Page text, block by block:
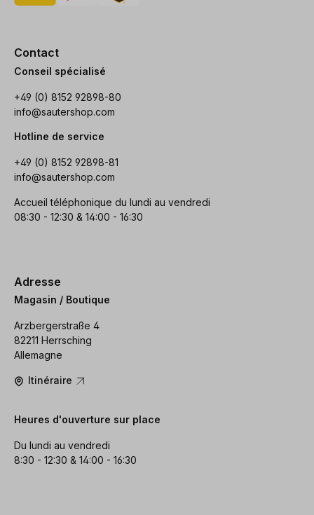
Contact
Conseil spécialisé
+49 (0) 8152 92898-80
info@sautershop.com
Hotline de service
+49 (0) 8152 92898-81
info@sautershop.com
Accueil téléphonique du lundi au vendredi
08:30 - 12:30 & 14:00 - 16:30
Adresse
Magasin / Boutique
Arzbergerstraße 4
82211 Herrsching
Allemagne
Itinéraire
Heures d'ouverture sur place
Du lundi au vendredi
8:30 - 12:30 & 14:00 - 16:30